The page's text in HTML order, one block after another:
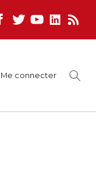
Me connecter